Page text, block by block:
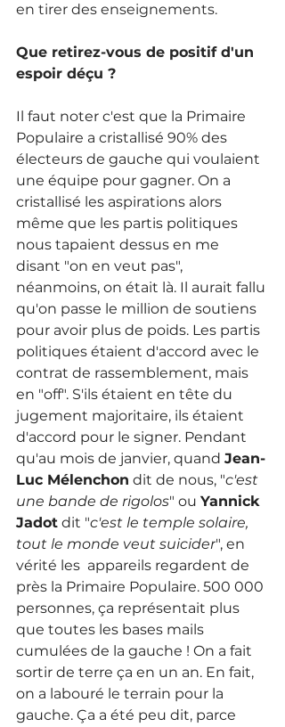
en tirer des enseignements.
Que retirez-vous de positif d'un
espoir déçu ?
Il faut noter c'est que la Primaire
Populaire a cristallisé 90% des
électeurs de gauche qui voulaient
une équipe pour gagner. On a
cristallisé les aspirations alors
même que les partis politiques
nous tapaient dessus en me
disant "on en veut pas",
néanmoins, on était là. Il aurait fallu
qu'on passe le million de soutiens
pour avoir plus de poids. Les partis
politiques étaient d'accord avec le
contrat de rassemblement, mais
en "off". S'ils étaient en tête du
jugement majoritaire, ils étaient
d'accord pour le signer. Pendant
qu'au mois de janvier, quand Jean-
Luc Mélenchon dit de nous, "c'est
une bande de rigolos" ou Yannick
Jadot dit "c'est le temple solaire,
tout le monde veut suicider", en
vérité les  appareils regardent de
près la Primaire Populaire. 500 000
personnes, ça représentait plus
que toutes les bases mails
cumulées de la gauche ! On a fait
sortir de terre ça en un an. En fait,
on a labouré le terrain pour la
gauche. Ça a été peu dit, parce